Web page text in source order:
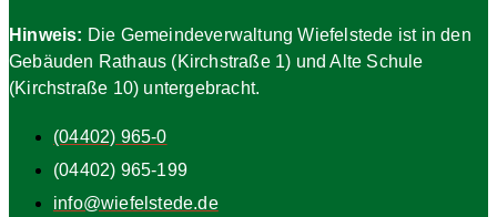
Hinweis: Die Gemeindeverwaltung Wiefelstede ist in den
Gebäuden Rathaus (Kirchstraße 1) und Alte Schule
(Kirchstraße 10) untergebracht.
(04402) 965-0
(04402) 965-199
info@wiefelstede.de